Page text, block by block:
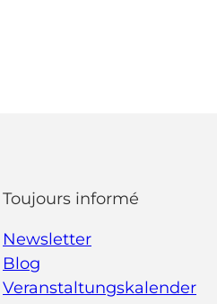
Toujours informé
Newsletter
Blog
Veranstaltungskalender